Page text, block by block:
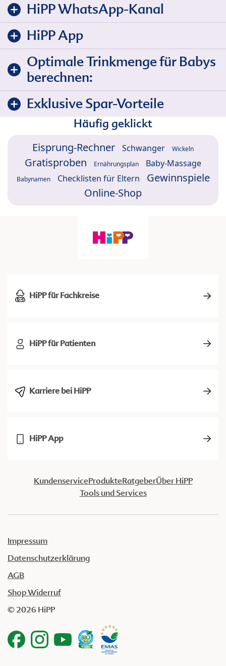
HiPP WhatsApp-Kanal
HiPP App
Optimale Trinkmenge für Babys
berechnen:
Exklusive Spar-Vorteile
Häufig geklickt
Eisprung-Rechner Schwanger Wickeln
Gratisproben Ernährungsplan Baby-Massage
Babynamen Checklisten für Eltern
Gewinnspiele
Online-Shop
HiPP für Fachkreise
HiPP für Patienten
Karriere bei HiPP
HiPP App
KundenserviceProdukteRatgeberÜber HiPP
Tools und Services
Impressum
Datenschutzerklärung
AGB
Shop Widerruf
© 2026 HiPP